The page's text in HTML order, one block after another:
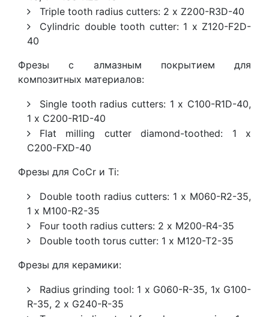
Triple tooth radius cutters: 2 x Z200-R3D-40
Cylindric double tooth cutter: 1 x Z120-F2D-
40
Фрезы с алмазным покрытием для
композитных материалов:
Single tooth radius cutters: 1 x C100-R1D-40,
1 x C200-R1D-40
Flat milling cutter diamond-toothed: 1 x
C200-FXD-40
Фрезы для CoCr и Ti:
Double tooth radius cutters: 1 x M060-R2-35,
1 x M100-R2-35
Four tooth radius cutters: 2 x M200-R4-35
Double tooth torus cutter: 1 x M120-T2-35
Фрезы для керамики:
Radius grinding tool: 1 x G060-R-35, 1x G100-
R-35, 2 x G240-R-35